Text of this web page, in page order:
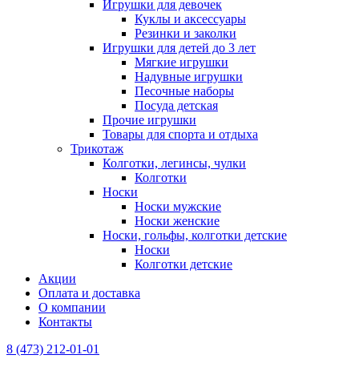
Игрушки для девочек
Куклы и аксессуары
Резинки и заколки
Игрушки для детей до 3 лет
Мягкие игрушки
Надувные игрушки
Песочные наборы
Посуда детская
Прочие игрушки
Товары для спорта и отдыха
Трикотаж
Колготки, легинсы, чулки
Колготки
Носки
Носки мужские
Носки женские
Носки, гольфы, колготки детские
Носки
Колготки детские
Акции
Оплата и доставка
О компании
Контакты
8 (473) 212-01-01